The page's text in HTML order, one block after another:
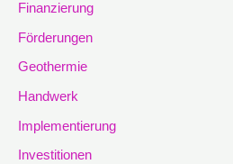
Finanzierung
Förderungen
Geothermie
Handwerk
Implementierung
Investitionen